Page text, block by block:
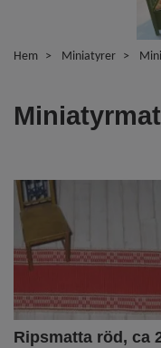
Hem Miniatyrer
Ripsmatta röd, ca